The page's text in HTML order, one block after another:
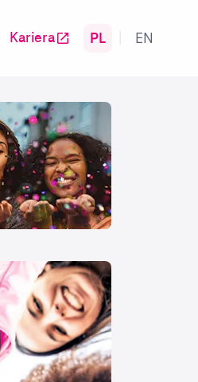
Kariera PL EN